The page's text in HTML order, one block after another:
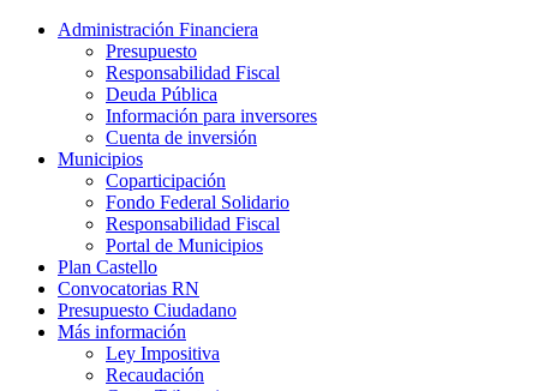
Administración Financiera
Presupuesto
Responsabilidad Fiscal
Deuda Pública
Información para inversores
Cuenta de inversión
Municipios
Coparticipación
Fondo Federal Solidario
Responsabilidad Fiscal
Portal de Municipios
Plan Castello
Convocatorias RN
Presupuesto Ciudadano
Más información
Ley Impositiva
Recaudación